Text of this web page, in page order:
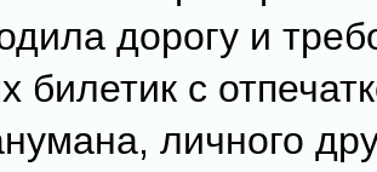
дорогу и
билетик с
личного